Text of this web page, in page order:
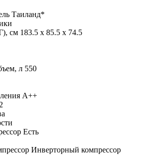
Таиланд*
см 183.5 х 85.5 х 74.5
л 550
A++
2
Есть
Инверторный компрессор